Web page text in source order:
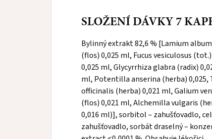
SLOŽENÍ DÁVKY 7
Bylinný extrakt 82,6 % [Lamium
(flos) 0,025 ml, Fucus vesiculosus
0,025 ml, Glycyrrhiza glabra (radix)
ml, Potentilla anserina (herba)
officinalis (herba) 0,021 ml, Galium
(flos) 0,021 ml, Alchemilla vulgaris
0,016 ml)], sorbitol – zahušťovadlo,
zahušťovadlo, sorbát draselný –